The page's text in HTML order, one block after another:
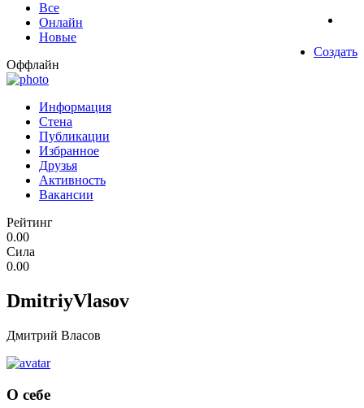
Все
Онлайн
Новые
Создать
Оффлайн
Информация
Стена
Публикации
Избранное
Друзья
Активность
Вакансии
Рейтинг
0.00
Сила
0.00
DmitriyVlasov
Дмитрий Власов
О себе